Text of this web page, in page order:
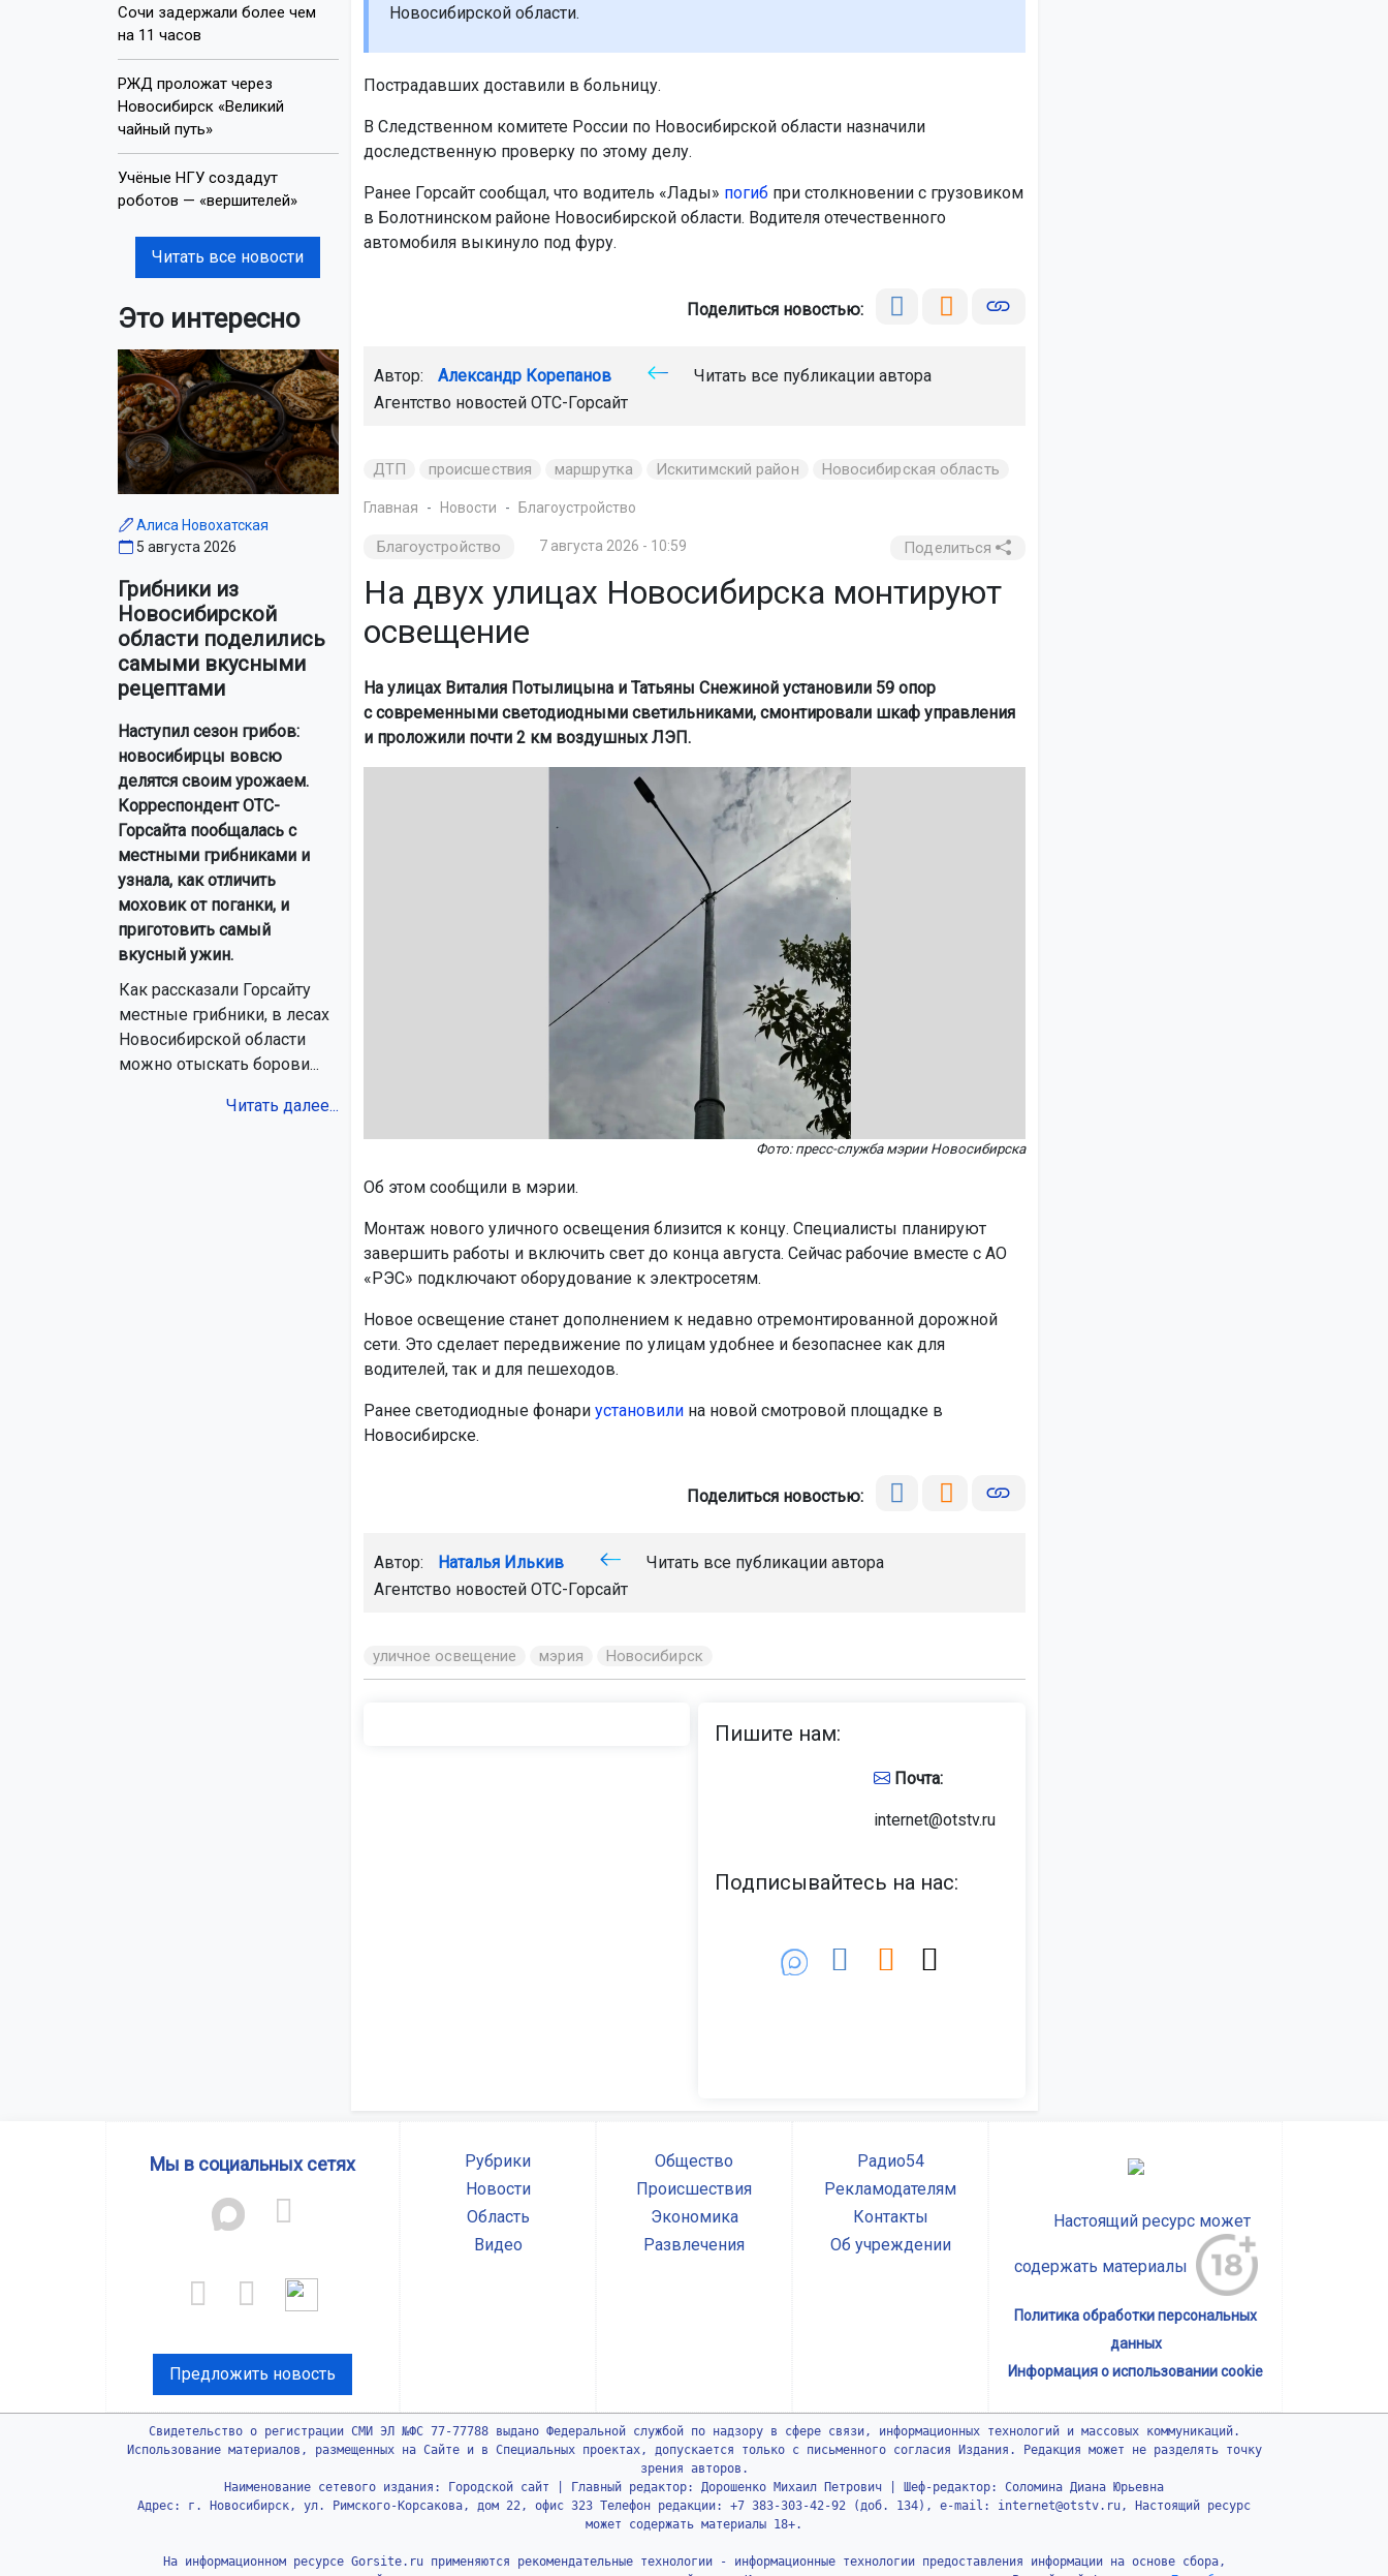
Сочи задержали более чем
на 11 часов
РЖД проложат через
Новосибирск «Великий
чайный путь»
Учёные НГУ создадут
роботов — «вершителей»
Читать все новости
Это интересно
Алиса Новохатская
5 августа 2026
Грибники из
Новосибирской
области поделились
самыми вкусными
рецептами
Наступил сезон грибов:
новосибирцы вовсю
делятся своим урожаем.
Корреспондент ОТС-
Горсайта пообщалась с
местными грибниками и
узнала, как отличить
моховик от поганки, и
приготовить самый
вкусный ужин.
Как рассказали Горсайту
местные грибники, в лесах
Новосибирской области
можно отыскать борови...
Читать далее...
Новосибирской области.
Пострадавших доставили в больницу.
В Следственном комитете России по Новосибирской области назначили
доследственную проверку по этому делу.
Ранее Горсайт сообщал, что водитель «Лады» погиб при столкновении с грузовиком
в Болотнинском районе Новосибирской области. Водителя отечественного
автомобиля выкинуло под фуру.
Поделиться новостью:
Автор: Александр Корепанов
Читать все публикации автора
Агентство новостей ОТС-Горсайт
ДТП происшествия маршрутка Искитимский район Новосибирская область
Главная Новости Благоустройство
Благоустройство 7 августа 2026 - 10:59 Поделиться
На двух улицах Новосибирска монтируют
освещение
На улицах Виталия Потылицына и Татьяны Снежиной установили 59 опор
с современными светодиодными светильниками, смонтировали шкаф управления
и проложили почти 2 км воздушных ЛЭП.
Фото: пресс-служба мэрии Новосибирска
Об этом сообщили в мэрии.
Монтаж нового уличного освещения близится к концу. Специалисты планируют
завершить работы и включить свет до конца августа. Сейчас рабочие вместе с АО
«РЭС» подключают оборудование к электросетям.
Новое освещение станет дополнением к недавно отремонтированной дорожной
сети. Это сделает передвижение по улицам удобнее и безопаснее как для
водителей, так и для пешеходов.
Ранее светодиодные фонари установилина новой смотровой площадке в
Новосибирске.
Поделиться новостью:
Автор: Наталья Илькив
Читать все публикации автора
Агентство новостей ОТС-Горсайт
уличное освещение мэрия Новосибирск
Пишите нам:
Почта:
internet@otstv.ru
Подписывайтесь на нас:
Мы в социальных сетях
Предложить новость
Рубрики
Новости
Область
Видео
Общество
Происшествия
Экономика
Развлечения
Радио54
Рекламодателям
Контакты
Об учреждении
Настоящий ресурс может
содержать материалы
Политика обработки персональных
данных
Информация о использовании cookie
Свидетельство о регистрации СМИ ЭЛ №ФС 77-77788 выдано Федеральной службой по надзору в сфере связи, информационных технологий и массовых коммуникаций.
Использование материалов, размещенных на Сайте и в Специальных проектах, допускается только с письменного согласия Издания. Редакция может не разделять точку
зрения авторов.
Наименование сетевого издания: Городской сайт | Главный редактор: Дорошенко Михаил Петрович | Шеф-редактор: Соломина Диана Юрьевна
Адрес: г. Новосибирск, ул. Римского-Корсакова, дом 22, офис 323 Телефон редакции: +7 383-303-42-92 (доб. 134), e-mail: internet@otstv.ru, Настоящий ресурс
может содержать материалы 18+.
На информационном ресурсе Gorsite.ru применяются рекомендательные технологии - информационные технологии предоставления информации на основе сбора,